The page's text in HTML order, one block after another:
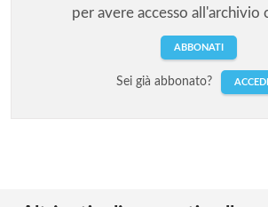
per avere accesso all'archivio
ABBONATI
Sei già abbonato? ACCEDI